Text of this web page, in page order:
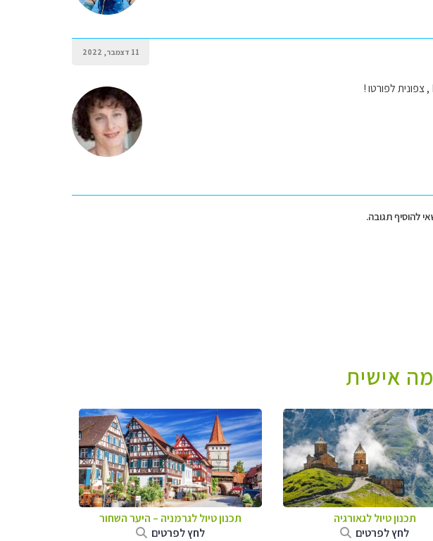
11 דצמבר, 2022
להוסיף תגובה.
אישית
תכנון טיול לגאורגיה
לחץ לפרטים
תכנון טיול לגרמניה – היער השחור
לחץ לפרטים